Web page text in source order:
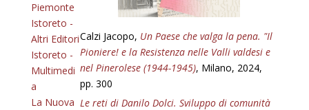
Piemonte
Istoreto -
Altri Editori
Istoreto -
Multimedi
a
La Nuova
Calzi Jacopo, Un Paese che valga la pena. "Il
Pioniere! e la Resistenza nelle Valli valdesi e
nel Pinerolese (1944-1945), Milano, 2024,
pp. 300
Le reti di Danilo Dolci. Sviluppo di comunità